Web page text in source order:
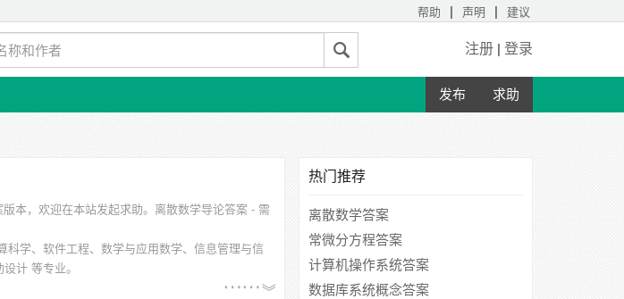
帮助 | 声明 | 建议
注册 | 登录
发布 求助
本，欢迎在本站发起求助。 离散数学导论答案 - 需
科学、软件工程、数学与应用数学、信息管理与信
计 等专业。
学院、天津商业大学、四川大学锦城学院、湖北师
热门推荐
离散数学答案
常微分方程答案
计算机操作系统答案
数据库系统概念答案